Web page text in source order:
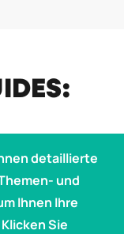
detaillierte
und
Ihnen Ihre
Sie